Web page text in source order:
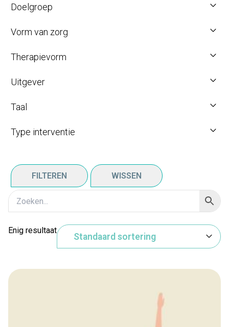
Doelgroep
Vorm van zorg
Therapievorm
Uitgever
Taal
Type interventie
FILTEREN WISSEN
Enig resultaat